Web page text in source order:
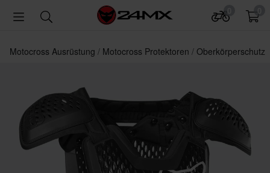
Motocross Ausrüstung Motocross Protektoren Oberkörperschutz